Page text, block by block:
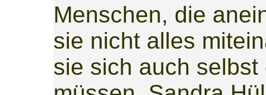
Menschen, die
sie nicht alles
sie sich auch